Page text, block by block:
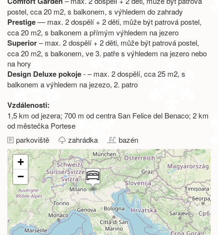
postel, cca 20 m2, s balkonem, s výhledem do zahrady
Prestige–– max. 2 dospělí + 2 děti, může být patrová postel,
cca 20 m2, s balkonem a přímým výhledem na jezero
Superior– max. 2 dospělí + 2 děti, může být patrová postel,
cca 20 m2, s balkonem, ve 3. patře s výhledem na jezero nebo
na hory
Design Deluxe pokoje- – max. 2 dospělí, cca 25 m2, s
balkonem a výhledem na jezezo, 2. patro
Vzdálenosti:
1,5 km od jezera; 700 m od centra San Felice del Benaco; 2 km
od městečka Portese
parkoviště
zahrádka bazén
+
−